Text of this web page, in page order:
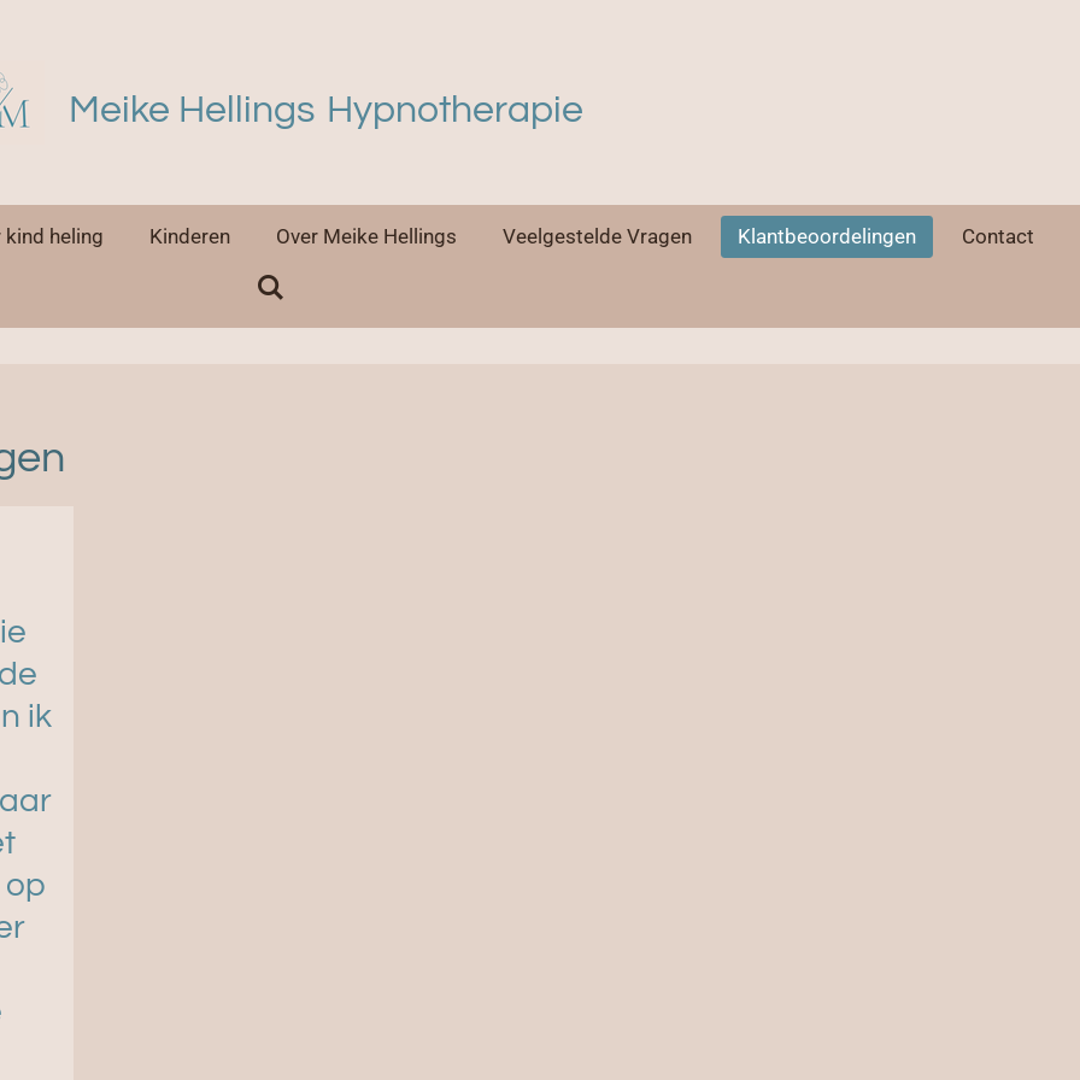
Meike Hellings Hypnotherapie
kind heling Kinderen Over Meike Hellings Veelgestelde Vragen Klantbeoordelingen Contact
ik
op